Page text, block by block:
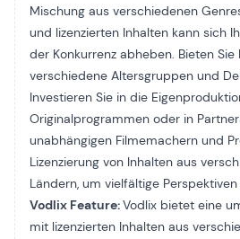
Mischung aus verschiedenen
und lizenzierten Inhalten kann sich
der Konkurrenz abheben. Bieten Sie
verschiedene Altersgruppen und
Investieren Sie in die
Originalprogrammen oder in
unabhängigen Filmemachern und
Lizenzierung von Inhalten aus
Ländern, um vielfältige
Vodlix Feature:Vodlix bietet eine
mit lizenzierten Inhalten aus